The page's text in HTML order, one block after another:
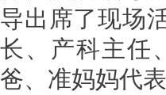
导出席了现场
长、产科主任
爸、准妈妈代